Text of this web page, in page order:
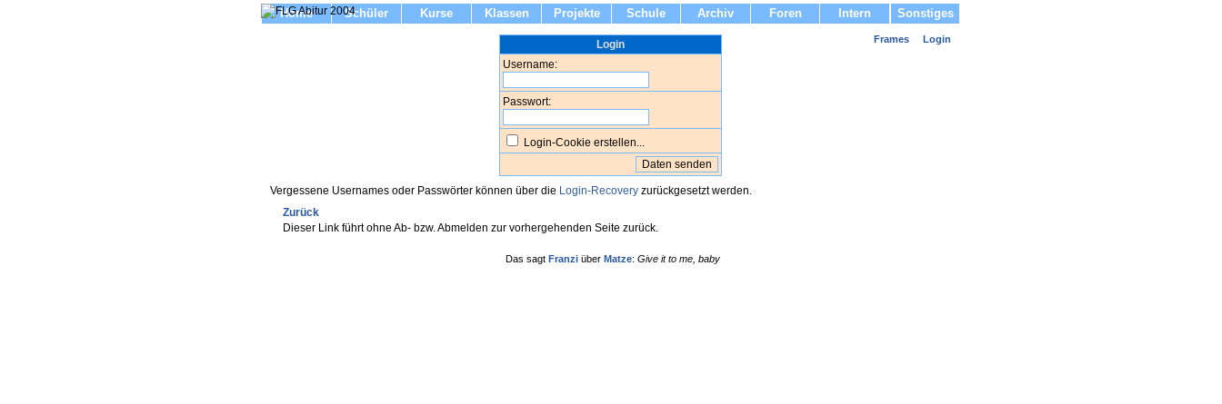
Frames Login
Home Schüler Kurse Klassen Projekte Schule Archiv Foren Intern Sonstiges
Login
Username:
Passwort:
Login-Cookie erstellen...
Vergessene Usernames oder Passwörter können über die Login-Recovery zurückgesetzt werden.
Zurück
Dieser Link führt ohne Ab- bzw. Abmelden zur vorhergehenden Seite zurück.
Das sagt Franzi über Matze: Give it to me, baby